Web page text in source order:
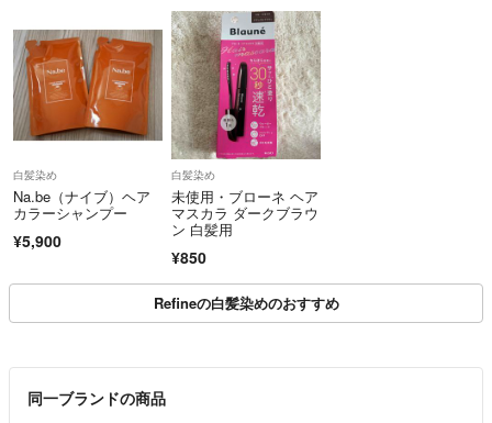
白髪染め
Na.be（ナイブ）ヘア
カラーシャンプー
¥5,900
白髪染め
未使用・ブローネ ヘア
マスカラ ダークブラウ
ン 白髪用
¥850
Refineの白髪染めのおすすめ
同一ブランドの商品